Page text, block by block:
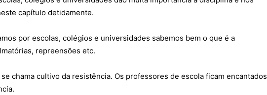
capítulo detidamente.
por escolas, colégios e universidades sabemos bem o que é a
repreensões etc.
chama cultivo da resistência. Os professores de escola ficam encantados